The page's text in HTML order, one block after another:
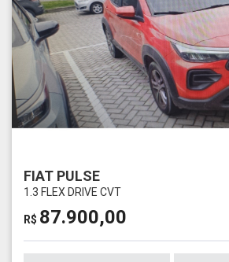
FIAT PULSE
1.3 FLEX DRIVE CVT
R$ 87.900,00